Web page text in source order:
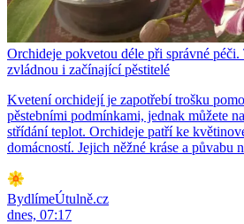
Orchideje pokvetou déle při správné
zvládnou i začínající pěstitelé
Kvetení orchidejí je zapotřebí trošku
pěstebními podmínkami, jednak můžete
střídání teplot. Orchideje patří ke
domácností. Jejich něžné kráse a půvabu
BydlímeÚtulně.cz
dnes, 07:17